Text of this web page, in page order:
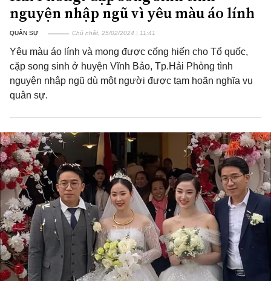
nguyện nhập ngũ vì yêu màu áo lính
QUÂN SỰ Chủ nhật, 25/02/2024 | 11:41
Yêu màu áo lính và mong được cống hiến cho Tổ quốc,
cặp song sinh ở huyện Vĩnh Bảo, Tp.Hải Phòng tình
nguyện nhập ngũ dù một người được tạm hoãn nghĩa vụ
quân sự.